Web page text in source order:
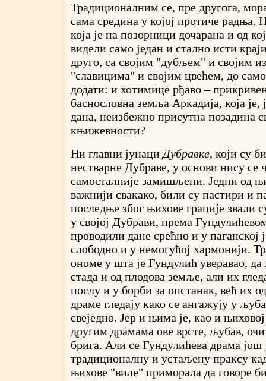
Традиционалним се, пре другога,
сама средина у којој протиче радња.
која је на позорници дочарана и од
видели само један и стално исти
друго, са својим "дубљем" и својим
"славицима" и својим цвећем, до
додати: и хотимице рђаво –
баснословна земља Аркадија, која
дана, неизбежно присутна позадина
књижевности?
Ни главни јунаци Дубравке, који су
нестварне Дубраве, у основи нису се
самосталније замишљени. Једни од
важнији свакако, били су пастири и
последње због њихове грације звали
у својој Дубрави, према
проводили дане срећно и у паганској
слободно и у немогућој хармонији.
ономе у шта је Гундулић уверавао, да
стада и од плодова земље, али их
послу и у борби за опстанак, већ их
драме гледају како се ангажују у
свеједно. Јер и њима је, као и
другим драмама ове врсте, љубав,
брига. Али се Гундулићева драма још
традиционалну и устаљену праксу
њихове "виле" приморала да говоре